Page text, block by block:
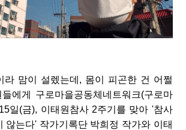
라 맘이 설렜는데 , 몸이 피곤한 건 어쩔
들에게 구로마을공동체네트워크(구로마
15일(금), 이태원참사 2주기를 맞아 '참사
않는다' 작가기록단 박희정 작가와 이태